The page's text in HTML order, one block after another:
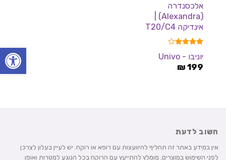
פתח
אלכסנדרה
(Alexandra) |
אינדיקה T20/C4
מתוך 5
יוניבו - Univo
199
₪
חשוב לדעת
אין במידע באתר זה תחליף להיוועצות עם רופא או רוקח. יש לעיין בעלון לצרכן
לפני השימוש במוצרים. מומלץ להתייעץ עם הרוקח בכל הנוגע למטרות ואופן